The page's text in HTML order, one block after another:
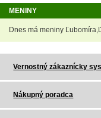
MENINY
Dnes má meniny
Vernostný zákaznícky
Nákupný poradca